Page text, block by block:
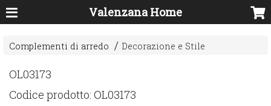
Valenzana Home
Complementi di arredo Decorazione e Stile
OL03173
Codice prodotto:OL03173